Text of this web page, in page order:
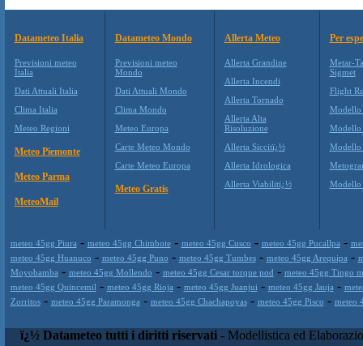
Datameteo Italia
Previsioni meteo
Italia
Dati Attuali Italia
Clima Italia
Meteo Regioni
Meteo Piemonte
Meteo Parma
MeteoMail
Datameteo Mondo
Previsioni meteo
Mondo
Dati Attuali Mondo
Clima Mondo
Meteo Europa
Carte Meteo Mondo
Carte Meteo Europa
Meteo Gratis
Allerta Meteo
Allerta Grandine
Allerta Incendi
Allerta Tornado
Allerta Alta
Risoluzione
Allerta Siccitï¿½
Allerta Idrologica
Allerta Viabilitï¿½
Per
Metar-
Sigmet
Flight
Modello
Modello
Modello
Modello
meteo 45gg Piura - meteo 45gg Chimbote- meteo 45gg Cusco - meteo 45gg Pucallpa -
meteo 45gg Huanuco - meteo 45gg Puno - meteo 45gg Tumbes- meteo 45gg Arequipa -
Moyobamba - meteo 45gg Mollendo - meteo 45gg Cesar torque pod - meteo 45gg Tingo
meteo 45gg Quincemil - meteo 45gg Rioja - meteo 45gg Juanjui - meteo 45gg Jauja -
Zorritos- meteo 45gg Paramonga - meteo 45gg Chachapoyas- meteo 45gg Pisco - meteo
ï¿½ Datameteo tutti i diritti riservati - Modellistica ed